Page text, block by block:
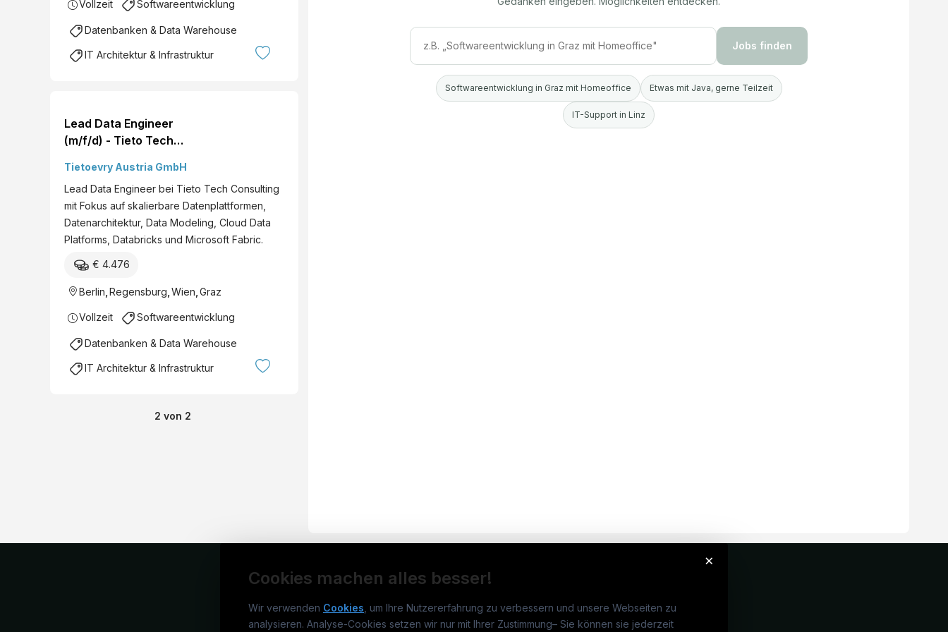
Vollzeit Softwareentwicklung
Datenbanken & Data Warehouse
IT Architektur & Infrastruktur
Lead Data Engineer
(m/f/d) - Tieto Tech
Tietoevry Austria GmbH
Lead Data Engineer bei Tieto Tech Consulting
mit Fokus auf skalierbare Datenplattformen,
Datenarchitektur, Data Modeling, Cloud Data
Platforms, Databricks und Microsoft Fabric.
€ 4.476
Berlin Regensburg Wien Graz
Vollzeit Softwareentwicklung
Datenbanken & Data Warehouse
IT Architektur & Infrastruktur
2 von 2
Jobs finden
Softwareentwicklung in Graz mit Homeoffice Etwas mit Java, gerne Teilzeit
IT-Support in Linz
×
Cookies machen alles besser!
Wir verwenden Cookies , um Ihre Nutzererfahrung zu verbessern und unsere Webseiten zu
analysieren. Analyse-Cookies setzen wir nur mit Ihrer Zustimmung– Sie können sie jederzeit